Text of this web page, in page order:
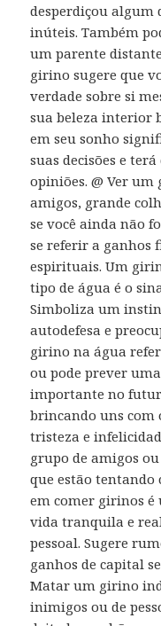
desperdiçou algum
inúteis. Também
um parente
girino sugere que
verdade sobre si
sua beleza interior
em seu sonho
suas decisões e
opiniões. @ Ver
amigos, grande
se você ainda não
se referir a ganhos
espirituais. Um
tipo de água é o
Simboliza um
autodefesa e
girino na água
ou pode prever
importante no
brincando uns com
tristeza e
grupo de amigos
que estão tentando
em comer girinos é
vida tranquila e
pessoal. Sugere
ganhos de capital
Matar um girino
inimigos ou de